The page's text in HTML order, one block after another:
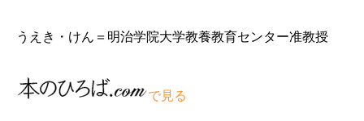
うえき・けん＝明治学院大学教養教育センター准教授
で見る